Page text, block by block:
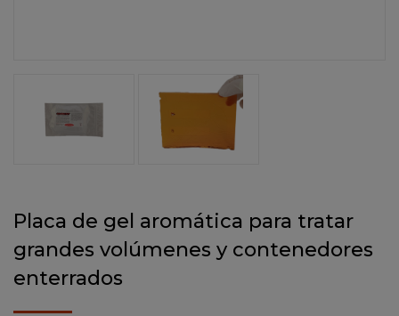
Placa de gel aromática para tratar
grandes volúmenes y contenedores
enterrados